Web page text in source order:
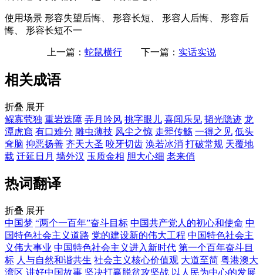
使用场景 形容失望后悔、 形容长短、 形容人后悔、 形容后
悔、 形容长短不一
上一篇： 蛇鼠横行 下一篇： 实话实说
相关成语
折叠 展开
鳏寡茕独 重岩迭障 弄月吟风 挑字眼儿 喜闻乐见 韬光隐迹 龙
潭虎窟 有口难分 雕虫薄技 风尘之惊 走斝传觞 一得之见 低头
耷脑 抑恶扬善 齐天大圣 咬牙切齿 涣若冰消 打破常规 天覆地
载 迁延日月 墙外汉 玉质金相 胆大心细 老来俏
热词翻译
折叠 展开
中国梦 “两个一百年”奋斗目标 中国共产党人的初心和使命 中
国特色社会主义道路 党的建设新的伟大工程 中国特色社会主
义伟大事业 中国特色社会主义进入新时代 第一个百年奋斗目
标 人与自然和谐共生 社会主义核心价值观 大道至简 粤港澳大
湾区 讲好中国故事 坚决打赢脱贫攻坚战 以人民为中心的发展